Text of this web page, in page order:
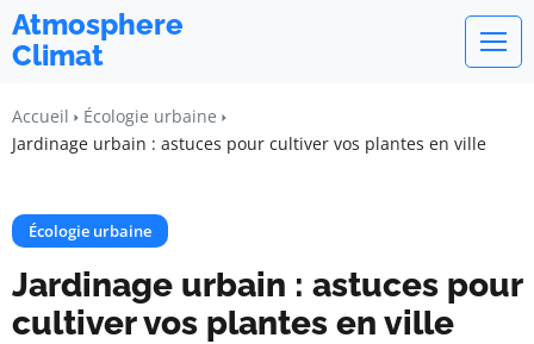
Atmosphere
Climat
Accueil
Écologie urbaine
Jardinage urbain : astuces pour cultiver vos plantes en ville
Écologie urbaine
Jardinage urbain : astuces pour
cultiver vos plantes en ville